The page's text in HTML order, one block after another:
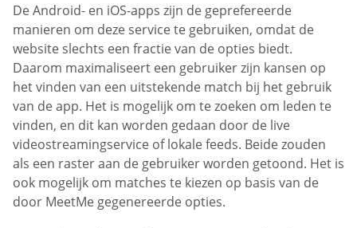
De Android- en iOS-apps zijn de geprefereerde
manieren om deze service te gebruiken, omdat de
website slechts een fractie van de opties biedt.
Daarom maximaliseert een gebruiker zijn kansen op
het vinden van een uitstekende match bij het gebruik
van de app. Het is mogelijk om te zoeken om leden te
vinden, en dit kan worden gedaan door de live
videostreamingservice of lokale feeds. Beide zouden
als een raster aan de gebruiker worden getoond. Het is
ook mogelijk om matches te kiezen op basis van de
door MeetMe gegenereerde opties.